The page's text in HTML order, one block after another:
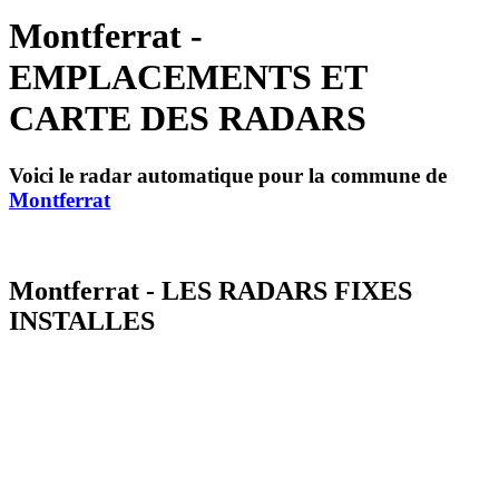
Montferrat -
EMPLACEMENTS ET
CARTE DES RADARS
Voici le radar automatique pour la commune de
Montferrat
Montferrat - LES RADARS FIXES
INSTALLES